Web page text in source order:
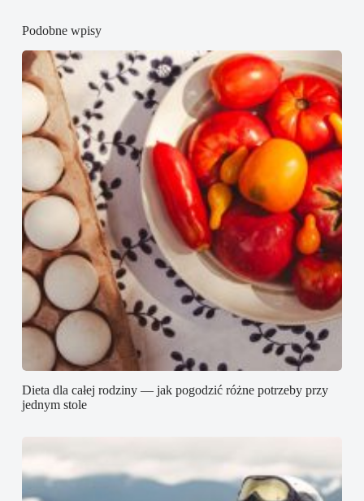
Podobne wpisy
Dieta dla całej rodziny — jak pogodzić różne potrzeby przy
jednym stole